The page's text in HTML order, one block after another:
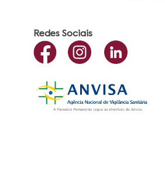
Redes Sociais